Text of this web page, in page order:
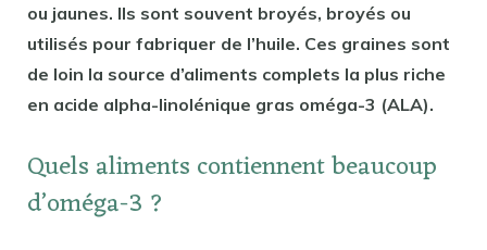
ou jaunes. Ils sont souvent broyés, broyés ou
utilisés pour fabriquer de l’huile. Ces graines sont
de loin la source d’aliments complets la plus riche
en acide alpha-linolénique gras oméga-3 (ALA).
Quels aliments contiennent beaucoup
d’oméga-3 ?